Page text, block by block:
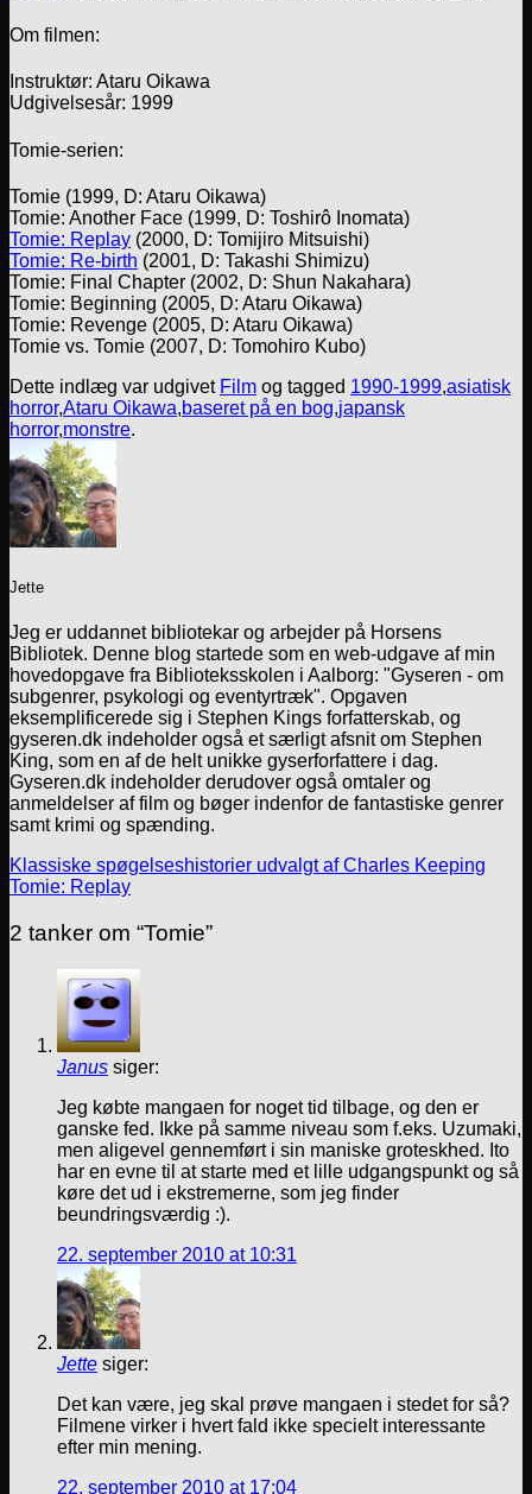
Om filmen:
Instruktør: Ataru Oikawa
Udgivelsesår: 1999
Tomie-serien:
Tomie (1999, D: Ataru Oikawa)
Tomie: Another Face (1999, D: Toshirô Inomata)
Tomie: Replay (2000, D: Tomijiro Mitsuishi)
Tomie: Re-birth (2001, D: Takashi Shimizu)
Tomie: Final Chapter (2002, D: Shun Nakahara)
Tomie: Beginning (2005, D: Ataru Oikawa)
Tomie: Revenge (2005, D: Ataru Oikawa)
Tomie vs. Tomie (2007, D: Tomohiro Kubo)
Dette indlæg var udgivet Film og tagged 1990-1999,asiatisk
horror,Ataru Oikawa,baseret på en bog,japansk
horror,monstre.
Jette
Jeg er uddannet bibliotekar og arbejder på Horsens
Bibliotek. Denne blog startede som en web-udgave af min
hovedopgave fra Biblioteksskolen i Aalborg: "Gyseren - om
subgenrer, psykologi og eventyrtræk". Opgaven
eksemplificerede sig i Stephen Kings forfatterskab, og
gyseren.dk indeholder også et særligt afsnit om Stephen
King, som en af de helt unikke gyserforfattere i dag.
Gyseren.dk indeholder derudover også omtaler og
anmeldelser af film og bøger indenfor de fantastiske genrer
samt krimi og spænding.
Klassiske spøgelseshistorier udvalgt af Charles Keeping
Tomie: Replay
2 tanker om “Tomie”
Janus siger:
Jeg købte mangaen for noget tid tilbage, og den er
ganske fed. Ikke på samme niveau som f.eks. Uzumaki,
men aligevel gennemført i sin maniske groteskhed. Ito
har en evne til at starte med et lille udgangspunkt og så
køre det ud i ekstremerne, som jeg finder
beundringsværdig :).
22. september 2010 at 10:31
Jette siger:
Det kan være, jeg skal prøve mangaen i stedet for så?
Filmene virker i hvert fald ikke specielt interessante
efter min mening.
22. september 2010 at 17:04